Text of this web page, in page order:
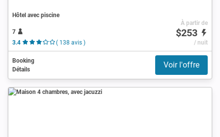
Hôtel avec piscine
7
3.4
( 138 avis )
À partir de
$253
/ nuit
Booking
Détails
Voir l'offre